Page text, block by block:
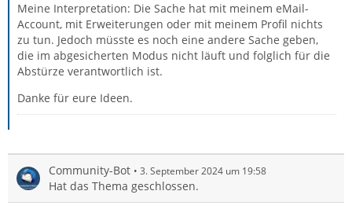
Meine Interpretation: Die Sache hat mit meinem eMail-
Account, mit Erweiterungen oder mit meinem Profil nichts
zu tun. Jedoch müsste es noch eine andere Sache geben,
die im abgesicherten Modus nicht läuft und folglich für die
Abstürze verantwortlich ist.
Danke für eure Ideen.
Community-Bot 3. September 2024 um 19:58
Hat das Thema geschlossen.